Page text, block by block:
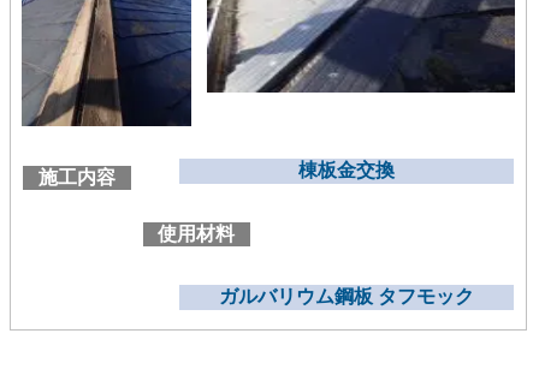
施工内容 棟板金交換
使用材料
ガルバリウム鋼板 タフモック